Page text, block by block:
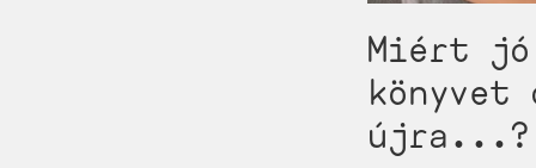
Miért jó
újra...?